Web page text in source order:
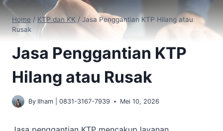
Home / KTP dan KK / Jasa Penggantian KTP Hilang atau
Rusak
Jasa Penggantian KTP
Hilang atau Rusak
By Ilham | 0831-3167-7939 Mei 10, 2026